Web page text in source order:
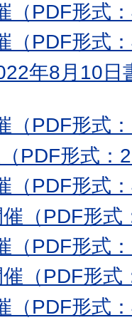
（PDF形式
（PDF形式
年8月10日
（PDF形式
PDF形式：
（PDF形式
（PDF形式
（PDF形式
（PDF形式
（PDF形式